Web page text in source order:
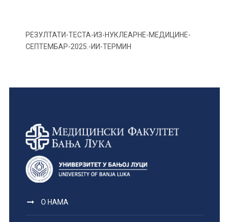
РЕЗУЛТАТИ-ТЕСТА-ИЗ-НУКЛЕАРНЕ-МЕДИЦИНЕ-
СЕПТЕМБАР-2025.-ИИ-ТЕРМИН
О НАМА